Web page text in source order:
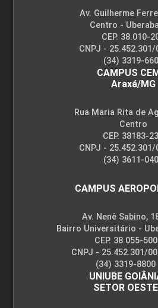
Av. Guilherme
Centro -
CEP. 38.010-
CNPJ - 25.452.301/
(34) 3319-
CAMPUS
Araxá/MG
Rua Maria Rita de
Centro
CEP. 38183-
CNPJ - 25.452.301/
(34) 3611-
CAMPUS
Av. Nenê Sabino,
Bairro Universitário -
CEP. 38.055-500
CNPJ - 25.452.301/
(34) 3319-8800
UNIUBE
SETOR OESTE